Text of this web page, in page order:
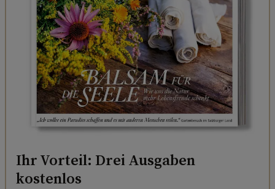
Ihr Vorteil: Drei Ausgaben
kostenlos